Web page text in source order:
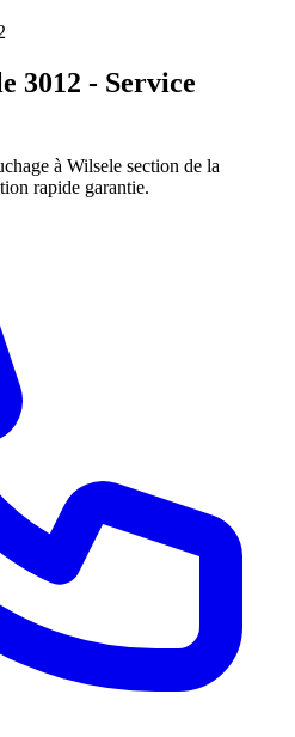
3012 - Service
à Wilsele section de la
rapide garantie.